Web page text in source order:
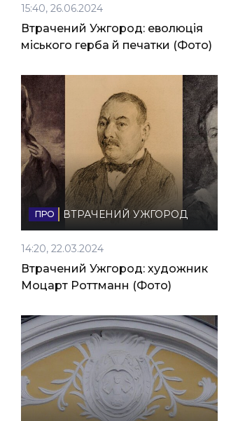
15:40, 26.06.2024
Втрачений Ужгород: еволюція
міського герба й печатки (Фото)
ВТРАЧЕНИЙ УЖГОРОД
14:20, 22.03.2024
Втрачений Ужгород: художник
Моцарт Роттманн (Фото)